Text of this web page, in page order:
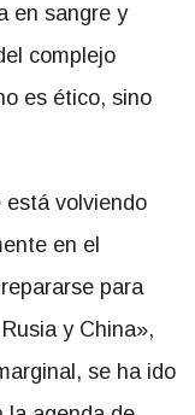
en sangre y
complejo
es ético, sino
está volviendo
en el
para
y China»,
se ha ido